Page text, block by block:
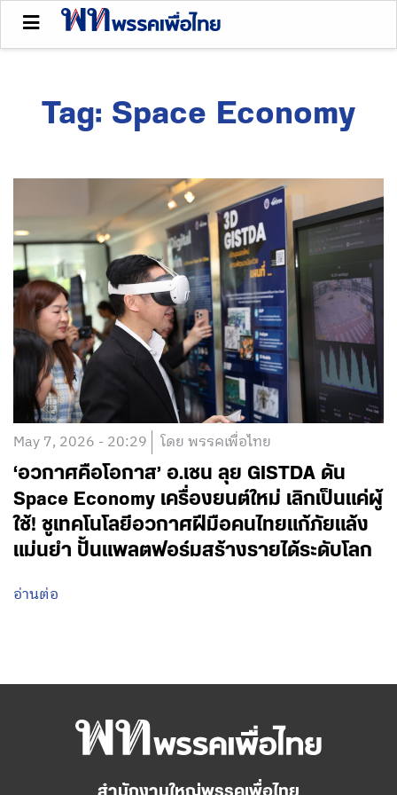
Tag: Space Economy
May 7, 2026 - 20:29 โดย พรรคเพื่อไทย
‘อวกาศคือโอกาส’ อ.เชน ลุย GISTDA ดัน
Space Economy เครื่องยนต์ใหม่ เลิกเป็นแค่ผู้
ใช้! ชูเทคโนโลยีอวกาศฝีมือคนไทยแก้ภัยแล้ง
แม่นยำ ปั้นแพลตฟอร์มสร้างรายได้ระดับโลก
อ่านต่อ